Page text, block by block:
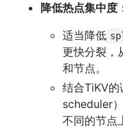
降低热点集中度 ：
适当降低
更快分裂，
和节点。
结合TiKV
scheduler
不同的节点